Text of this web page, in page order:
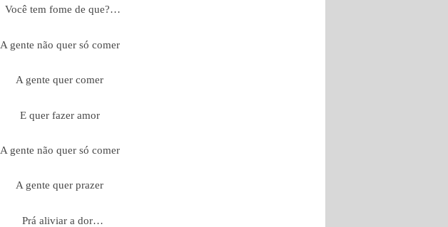
Você tem fome de que?…
A gente não quer só comer
A gente quer comer
E quer fazer amor
A gente não quer só comer
A gente quer prazer
Prá aliviar a dor…